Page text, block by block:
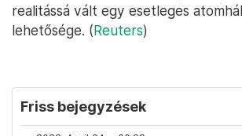
realitássá vált egy esetleges
lehetősége. (Reuters)
Friss bejegyzések